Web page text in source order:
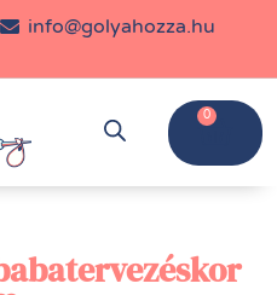
info@golyahozza.hu
0